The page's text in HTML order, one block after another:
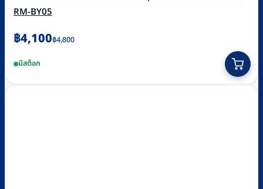
RM-BY05
฿4,800
Original
was:
฿4,800.
฿4,100
Current
is:
฿4,100.
มีสต็อก